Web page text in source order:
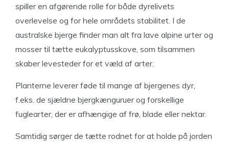
spiller en afgørende rolle for både dyrelivets
overlevelse og for hele områdets stabilitet. I de
australske bjerge finder man alt fra lave alpine urter og
mosser til tætte eukalyptusskove, som tilsammen
skaber levesteder for et væld af arter.
Planterne leverer føde til mange af bjergenes dyr,
f.eks. de sjældne bjergkænguruer og forskellige
fuglearter, der er afhængige af frø, blade eller nektar.
Samtidig sørger de tætte rodnet for at holde på jorden